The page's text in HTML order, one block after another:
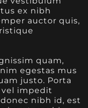
ex nibh
auctor quis,
quam,
egestas mus
justo. Porta
impedit
nibh id, est